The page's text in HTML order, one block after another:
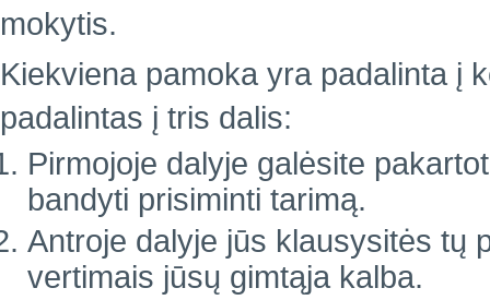
mokytis.
Kiekviena pamoka yra padalinta į
padalintas į tris dalis:
Pirmojoje dalyje galėsite
bandyti prisiminti tarimą.
Antroje dalyje jūs klausysitės tų
vertimais jūsų gimtąja kalba.